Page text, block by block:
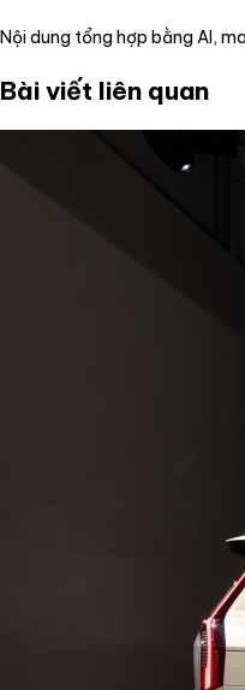
Nội dung tổng hợp bằng AI,
Bài viết liên quan